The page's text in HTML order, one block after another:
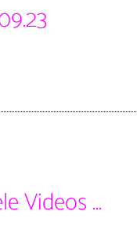
Videos ...